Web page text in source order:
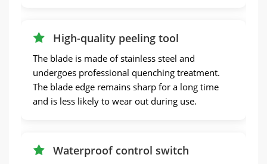
High-quality peeling tool
The blade is made of stainless steel and
undergoes professional quenching treatment.
The blade edge remains sharp for a long time
and is less likely to wear out during use.
Waterproof control switch